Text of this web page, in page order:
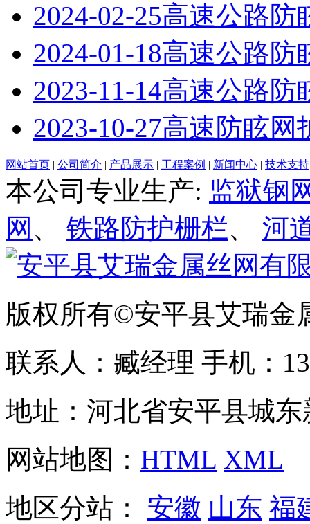
2024-02-25高速公路防
2024-01-18高速公路防
2023-11-14高速公路防
2023-10-27高速防眩网
网站首页 | 公司简介 | 产品展示 | 工程案例 | 新闻中心 | 技术支持
本公司专业生产: 监狱钢
网 、 铁路防护栅栏、 河
版权所有©安平县艾瑞金
联系人：臧经理 手机：
地址：河北省安平县城
网站地图： HTML XML
地区分站： 安徽 山东 福